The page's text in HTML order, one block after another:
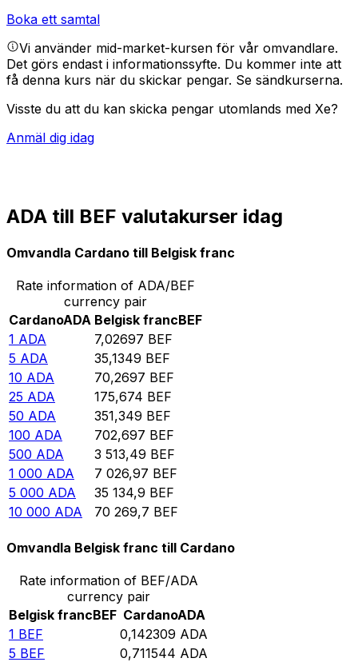
Boka ett samtal
Vi använder mid-market-kursen för vår omvandlare.
Det görs endast i informationssyfte. Du kommer inte att
få denna kurs när du skickar pengar. Se sändkurserna.
Visste du att du kan skicka pengar utomlands med Xe?
Anmäl dig idag
ADA till BEF valutakurser idag
Omvandla Cardano till Belgisk franc
Rate information of ADA/BEF
currency pair
CardanoADA Belgisk francBEF
1 ADA 7,02697 BEF
5 ADA 35,1349 BEF
10 ADA 70,2697 BEF
25 ADA 175,674 BEF
50 ADA 351,349 BEF
100 ADA 702,697 BEF
500 ADA 3 513,49 BEF
1 000 ADA 7 026,97 BEF
5 000 ADA 35 134,9 BEF
10 000 ADA 70 269,7 BEF
Omvandla Belgisk franc till Cardano
Rate information of BEF/ADA
currency pair
Belgisk francBEF CardanoADA
1 BEF 0,142309 ADA
5 BEF 0,711544 ADA